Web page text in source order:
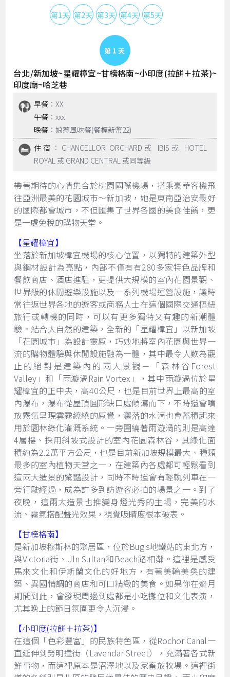
第1天 第2天 第3天 第4天 第5天
Day 1
台北/新加坡~星耀樟宜~甘榜格南~小印度(拉餅＋拉茶)~
印度廟~哈芝巷
早餐 ：XX
午餐 ：xxx
晚餐 ：娘惹風味餐(餐標新幣22)
住宿 ：CHANCELLOR ORCHARD或 IBIS或 HOTEL
ROYAL 或 GRAND CENTRAL 或同等級
帶著期待的心情集合於桃園國際機場，搭乘豪華客機飛
往亞洲最美的花園城市～新加坡，她是東南亞治安最好
的國際都會城市，不但匯集了世界各國的美食佳餚，更
是一處免稅的購物天堂。
【星耀樟宜】
坐落於新加坡樟宜機場的核心位置，以獨特的建築外型
與鋼材設計為亮點，內部不僅有有280多家特色品牌和
餐飲商店、酒店進駐，更提供大規模的室內花園景觀、
世界級的休閒遊樂設施以及一系列機場運營設施，讓時
常往返世界各地的遊客或商務人士在這個國際交通樞紐
旅行或轉機的同時，可以有更多獨特又有趣的新潮體
驗。結合大自然的建築，全新的「星耀樟宜」以新加坡
「花園城市」為設計靈感，巧妙地將室內花園與世界一
流的購物體驗與休閒設施融為一體，其中最令人歎為觀
止的絕對是建築內的兩大景觀－「森林谷Forest
Valley」和「雨漩渦Rain Vortex」，其中雨漩渦位於星
耀樟宜的正中央，高40公尺，也是目前世界上最高的室
內瀑布，瀑布從屋頂圓形缺口處傾瀉而下，不時還會噴
放霧氣呈現雲霧繚繞的感覺，灑落的水滴也會蓄積起來
用於園林綠化灌溉系統。一旁圍繞著雨漩渦的則是高達
4層樓、採用斜坡式設計的室內花園森林谷，其綠化面
積約為2.2萬平方公尺，也是目前新加坡規模最大、種類
最多的室內植物天堂之一，在建築內各處都可輕鬆看到
這兩大造景的驚豔設計，同時不時還會有輕軌列車在一
旁行駛經過，成為許多到訪遊客必拍的場景之一。到了
夜晚，這兩大造景也推變身燈光秀的主場，完美的水
流、霧氣搭配聲光效果，視覺吸睛度根本破表。
【甘榜格南】
是新加坡穆斯林的聚居區，位於Bugis地鐵站的東北方，
與Victoria街、Jln Sultan和Beach路相鄰。這裡是感受
馬來文化和伊斯蘭文化的好地方，有著美輪美奐的建
築、異國情調的商店和可口精緻的美食。如果你在齋月
期間到此，會發現周邊到處都是小吃攤位和文化表演，
尤其晚上的節日氛圍更令人沉浸。
【小印度(拉餅＋拉茶)】
在這個「色彩豐富」的民族特色區，從Rochor Canal一
直延伸到勞明達街（Lavendar Street），充滿著各式新
鮮事物，而這裡原本是沼澤地以及家畜放牧場。這裡街